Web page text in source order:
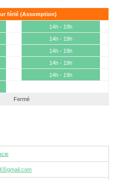
férié (Assomption)
14h - 19h
14h - 19h
14h - 19h
14h - 19h
14h - 19h
Fermé